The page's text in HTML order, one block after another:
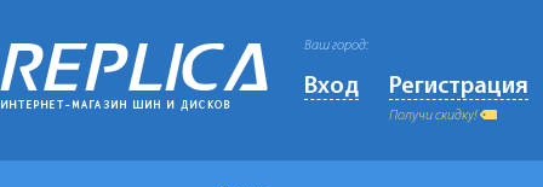
Ваш город:
Вход Регистрация
Получи скидку!